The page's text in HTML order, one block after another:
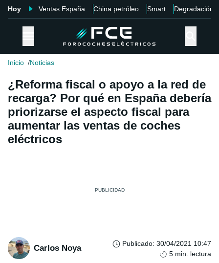
Hoy Ventas España China petróleo Smart Degradación
Inicio Noticias
¿Reforma fiscal o apoyo a la red de
recarga? Por qué en España debería
priorizarse el aspecto fiscal para
aumentar las ventas de coches
eléctricos
Carlos Noya Publicado: 30/04/2021 10:47
5 min. lectura